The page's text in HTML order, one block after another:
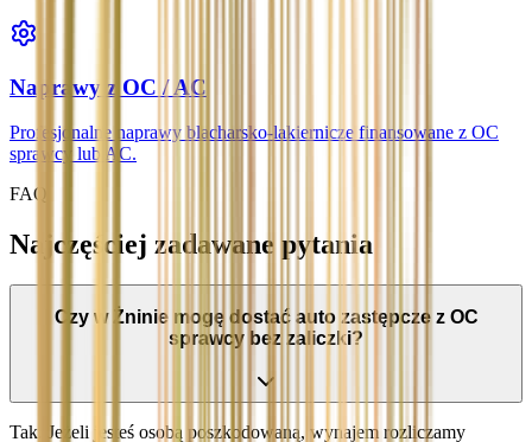
Naprawy z OC / AC
Profesjonalne naprawy blacharsko-lakiernicze finansowane z OC
sprawcy lub AC.
FAQ
Najczęściej zadawane pytania
Czy w Żninie mogę dostać auto zastępcze z OC
sprawcy bez zaliczki?
Tak. Jeżeli jesteś osobą poszkodowaną, wynajem rozliczamy